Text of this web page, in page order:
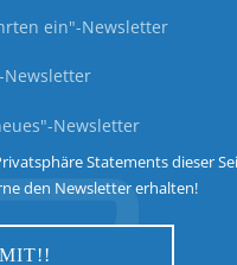
ein"-Newsletter
Newsletter
Newsletter
Statements dieser
den Newsletter erhalten!